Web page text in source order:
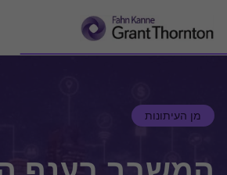
מן העיתונות